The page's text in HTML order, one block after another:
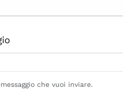
che vuoi inviare.